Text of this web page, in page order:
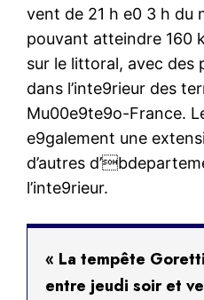
vent de 21 h e0 3 h du
pouvant atteindre 160
sur le littoral, avec des
dans l’inte9rieur des
Mu00e9te9o-France.
e9galement une
d’autres
l’inte9rieur.
« La tempête
entre jeudi soir et